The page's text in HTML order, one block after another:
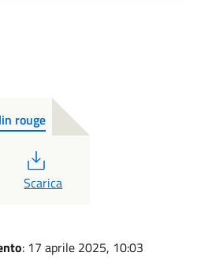
rouge
PDF
Scarica
: 17 aprile 2025, 10:03